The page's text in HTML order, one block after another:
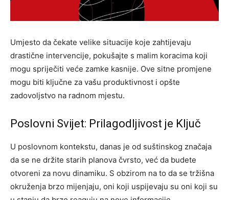
Umjesto da čekate velike situacije koje zahtijevaju
drastične intervencije, pokušajte s malim koracima koji
mogu spriječiti veće zamke kasnije. Ove sitne promjene
mogu biti ključne za vašu produktivnost i opšte
zadovoljstvo na radnom mjestu.
Poslovni Svijet: Prilagodljivost je Ključ
U poslovnom kontekstu, danas je od suštinskog značaja
da se ne držite starih planova čvrsto, već da budete
otvoreni za novu dinamiku. S obzirom na to da se tržišna
okruženja brzo mijenjaju, oni koji uspijevaju su oni koji su